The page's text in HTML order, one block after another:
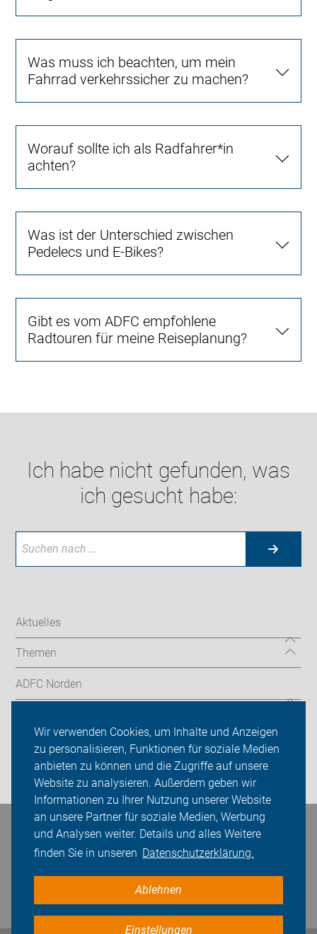
Wir verwenden Cookies, um Inhalte und Anzeigen
zu personalisieren, Funktionen für soziale Medien
anbieten zu können und die Zugriffe auf unsere
Website zu analysieren. Außerdem geben wir
Informationen zu Ihrer Nutzung unserer Website
an unsere Partner für soziale Medien, Werbung
und Analysen weiter. Details und alles Weitere
finden Sie in unseren Datenschutzerklärung.
Ablehnen
Einstellungen
Was muss ich beachten, um mein
Fahrrad verkehrssicher zu machen?
Worauf sollte ich als Radfahrer*in
achten?
Was ist der Unterschied zwischen
Pedelecs und E-Bikes?
Gibt es vom ADFC empfohlene
Radtouren für meine Reiseplanung?
Ich habe nicht gefunden, was
ich gesucht habe:
Aktuelles
Themen
ADFC Norden
Presse
Login
Bleiben Sie in Kontakt